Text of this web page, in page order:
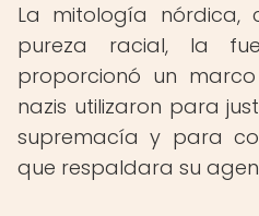
La mitología nórdica,
pureza racial, la
proporcionó un
nazis utilizaron para
supremacía y para
que respaldara su